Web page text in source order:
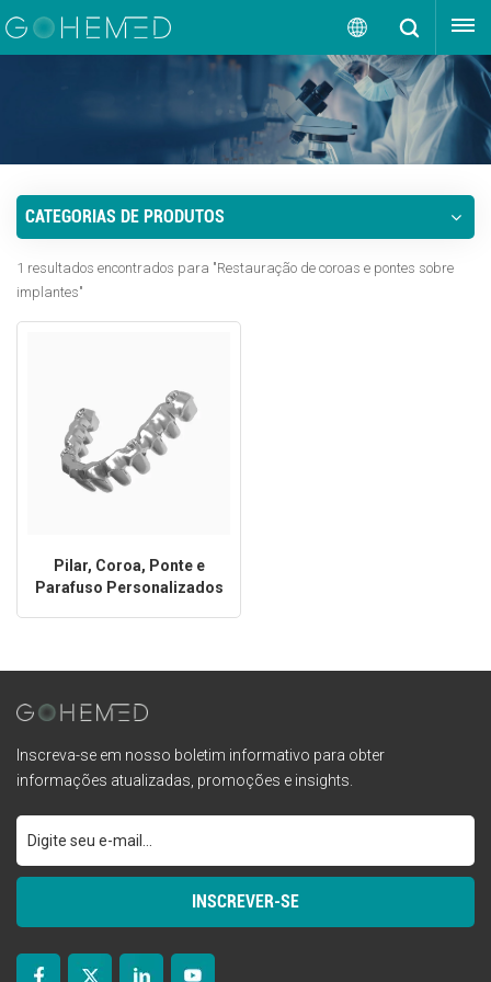
Português
English
português
OBTENHA UMA COTAÇÃO
CATEGORIAS DE PRODUTOS
1 resultados encontrados para "Restauração de coroas e pontes sobre
implantes"
Pilar, Coroa, Ponte e
Parafuso Personalizados
Inscreva-se em nosso boletim informativo para obter
informações atualizadas, promoções e insights.